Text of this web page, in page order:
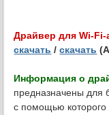
Драйвер для Wi-Fi-
скачать /скачать
Информация о
предназначены для
с помощью которого